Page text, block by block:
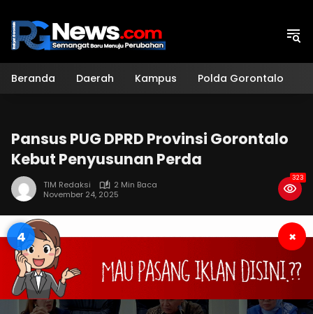
konten
Beranda Daerah Kampus Polda Gorontalo
Pansus PUG DPRD Provinsi Gorontalo
Kebut Penyusunan Perda
TIM Redaksi
2 Min Baca
November 24, 2025
323
4 ×